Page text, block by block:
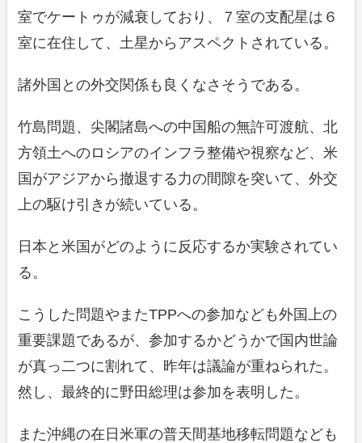
室でケートゥが減衰しており、７室の支配星は６
室に在住して、土星からアスペクトされている。
諸外国との外交関係も良くなさそうである。
竹島問題、尖閣諸島への中国船の無許可渡航、北
方領土へのロシアのインフラ整備や視察など、米
国がアジアから撤退する力の間隙を突いて、外交
上の駆け引きが続いている。
日本と米国がどのように反応するか実験されてい
る。
こうした問題やまたTPPへの参加なども外国上の
重要課題であるが、参加するかどうかで国内世論
が真っ二つに割れて、昨年は議論が重ねられた。
然し、最終的に野田総理は参加を表明した。
また沖縄の在日米軍の普天間基地移転問題なども